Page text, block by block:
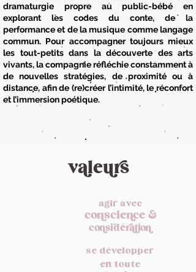
dramaturgie propre au public-bébé en
explorant les codes du conte, de la
performance et de la musique comme langage
commun. Pour accompagner toujours mieux
les tout-petits dans la découverte des arts
vivants, la compagnie réfléchie constamment à
de nouvelles stratégies, de proximité ou à
distance, afin de (re)créer l’intimité, le réconfort
et l’immersion poétique.
valeurs
agir avec
conscience &
considération
se développer
en toute